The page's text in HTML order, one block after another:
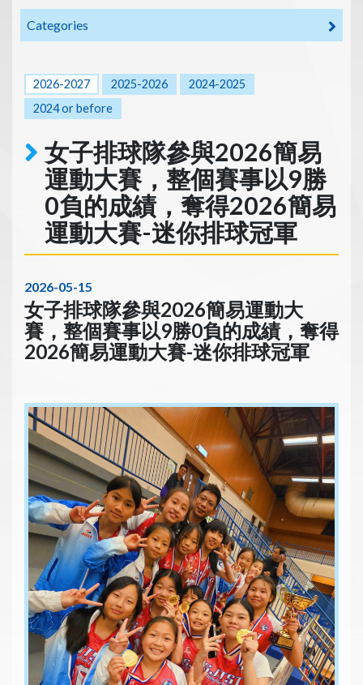
Categories
2026-2027 2025-2026
2024-2025
2024 or before
女子排球隊參與2026簡易
運動大賽，整個賽事以9勝
0負的成績，奪得2026簡易
運動大賽-迷你排球冠軍
2026-05-15
女子排球隊參與2026簡易運動大
賽，整個賽事以9勝0負的成績，奪得
2026簡易運動大賽-迷你排球冠軍